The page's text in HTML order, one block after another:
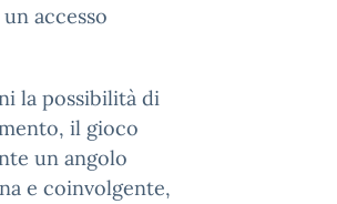
accesso
la possibilità di
il gioco
un angolo
e coinvolgente,